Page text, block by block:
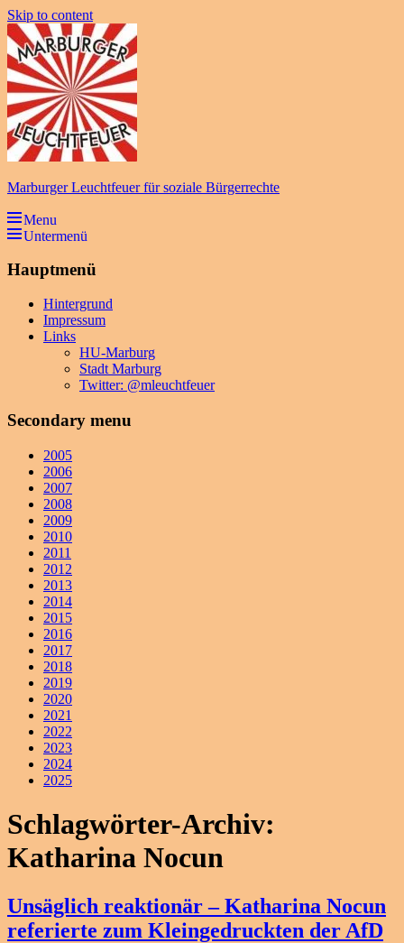
Skip to content
Marburger Leuchtfeuer für soziale Bürgerrechte
Menu
Untermenü
Hauptmenü
Hintergrund
Impressum
Links
HU-Marburg
Stadt Marburg
Twitter: @mleuchtfeuer
Secondary menu
2005
2006
2007
2008
2009
2010
2011
2012
2013
2014
2015
2016
2017
2018
2019
2020
2021
2022
2023
2024
2025
Schlagwörter-Archiv:
Katharina Nocun
Unsäglich reaktionär – Katharina Nocun
referierte zum Kleingedruckten der AfD